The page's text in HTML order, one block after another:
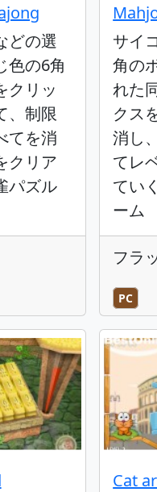
どの選
色の6角
クリッ
、制限
てを消
クリア
パズル
サイ
角の
れた
クス
消し
てレ
てい
ーム
フラ
PC
Cat